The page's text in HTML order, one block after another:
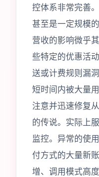
控体系非常完善
甚至是一定规模
营收的影响微乎
些特定的优惠活
送或计费规则漏
短时间内被大量
注意并迅速修复
的传说。实际上
监控。异常的使
付方式的大量新
增、调用模式高